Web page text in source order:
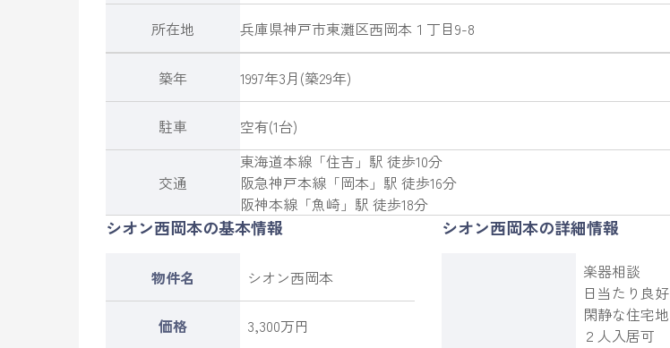
所在地 兵庫県神戸市東灘区西岡本 １丁目9-8
築年 1997年3月(築29年)
駐車 空有(1台)
交通
東海道本線 「住吉 」駅 徒歩10分
阪急神戸本線 「岡本 」駅 徒歩16分
阪神本線 「魚崎 」駅 徒歩18分
シオン西岡本の基本情報
物件名 シオン西岡本
価格 3,300万円
シオン西岡本の詳細情報
楽器相談
日当たり良好
閑静な住宅地
２人入居可